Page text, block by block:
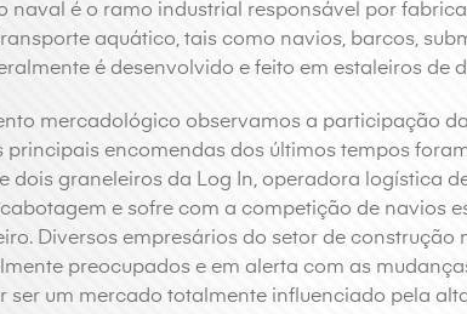
naval é o ramo industrial responsável por
aquático, tais como navios, barcos,
é desenvolvido e feito em estaleiros de
mercadológico observamos a participação
principais encomendas dos últimos tempos
dois graneleiros da Log In, operadora logística
e sofre com a competição de navios
Diversos empresários do setor de construção
preocupados e em alerta com as
ser um mercado totalmente influenciado pela